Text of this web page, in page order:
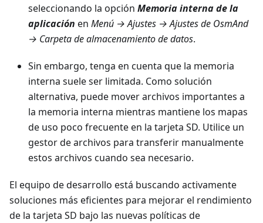
seleccionando la opción Memoria interna de la
aplicación en Menú → Ajustes → Ajustes de OsmAnd
→ Carpeta de almacenamiento de datos.
Sin embargo, tenga en cuenta que la memoria
interna suele ser limitada. Como solución
alternativa, puede mover archivos importantes a
la memoria interna mientras mantiene los mapas
de uso poco frecuente en la tarjeta SD. Utilice un
gestor de archivos para transferir manualmente
estos archivos cuando sea necesario.
El equipo de desarrollo está buscando activamente
soluciones más eficientes para mejorar el rendimiento
de la tarjeta SD bajo las nuevas políticas de